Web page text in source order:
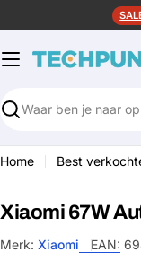
naar
inhoud
Zoeken
Home Best
Xiaomi 67W
Merk: Xiaomi EAN: